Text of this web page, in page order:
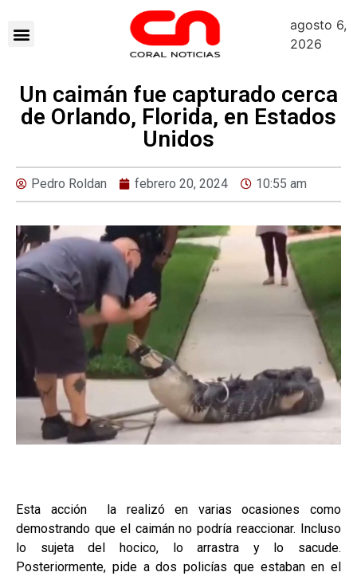
agosto 6,
2026
Un caimán fue capturado cerca
de Orlando, Florida, en Estados
Unidos
Pedro Roldan febrero 20, 2024 10:55 am
Esta acción la realizó en varias ocasiones como
demostrando que el caimán no podría reaccionar. Incluso
lo sujeta del hocico, lo arrastra y lo sacude.
Posteriormente, pide a dos policías que estaban en el